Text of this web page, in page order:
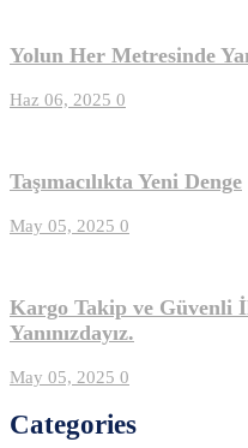
Yolun Her Metresinde
Haz 06, 2025 0
Taşımacılıkta Yeni Denge
May 05, 2025 0
Kargo Takip ve Güvenli
Yanınızdayız.
May 05, 2025 0
Categories